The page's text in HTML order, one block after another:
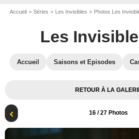
Accueil Séries Les Invisibles Photos Les
Les
Accueil Saisons et Episodes
RETOUR À LA
16 / 27 Photos